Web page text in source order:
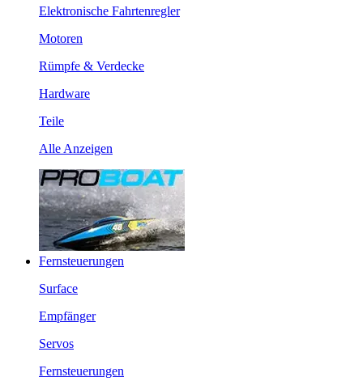
Elektronische Fahrtenregler
Motoren
Rümpfe & Verdecke
Hardware
Teile
Alle Anzeigen
Fernsteuerungen
Surface
Empfänger
Servos
Fernsteuerungen